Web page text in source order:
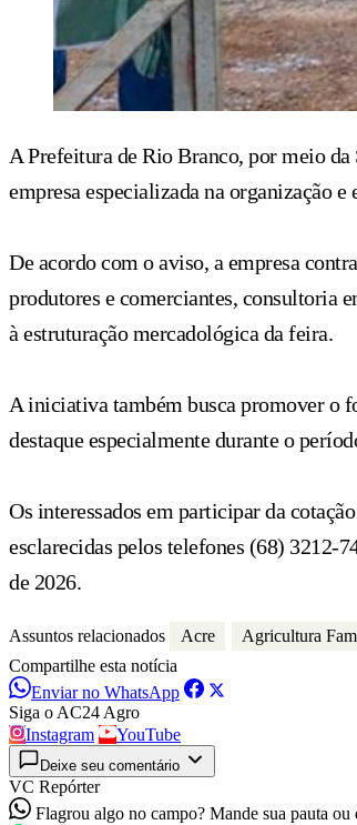
A Prefeitura de Rio Branco, por meio
empresa especializada na organização
De acordo com o aviso, a empresa
produtores e comerciantes, consultoria
à estruturação mercadológica da feira.
A iniciativa também busca promover o
destaque especialmente durante o
Os interessados em participar da
esclarecidas pelos telefones (68) 3212-
de 2026.
Assuntos relacionados Acre Agricultura
Compartilhe esta notícia
Enviar no WhatsApp
Siga o AC24 Agro
Instagram
YouTube
Deixe seu comentário
VC Repórter
Flagrou algo no campo? Mande sua pauta ou